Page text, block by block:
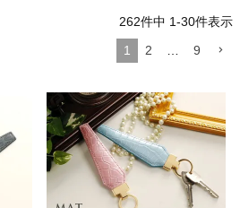
262件中 1-30件表示
1
2 9